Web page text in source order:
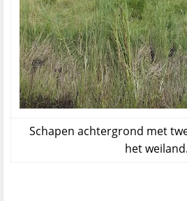
Schapen achtergrond met
het weiland.